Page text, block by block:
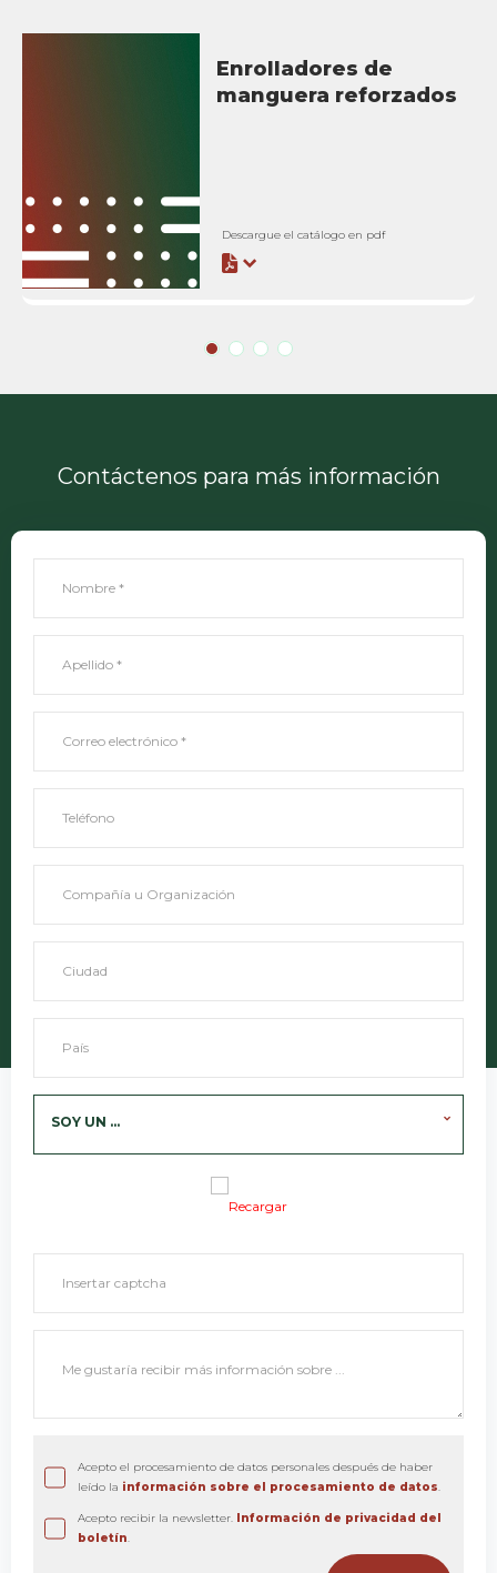
Enrolladores de
manguera reforzados
Descargue el catálogo en pdf
Contáctenos para más información
SOY UN ...
Recargar
Acepto el procesamiento de datos personales después de haber
leído la información sobre el procesamiento de datos.
Acepto recibir la newsletter.
Información de privacidad del
boletín.